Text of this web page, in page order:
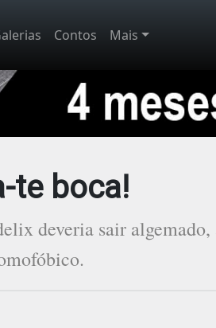
Contos Mais
te boca!
deveria sair algemado,